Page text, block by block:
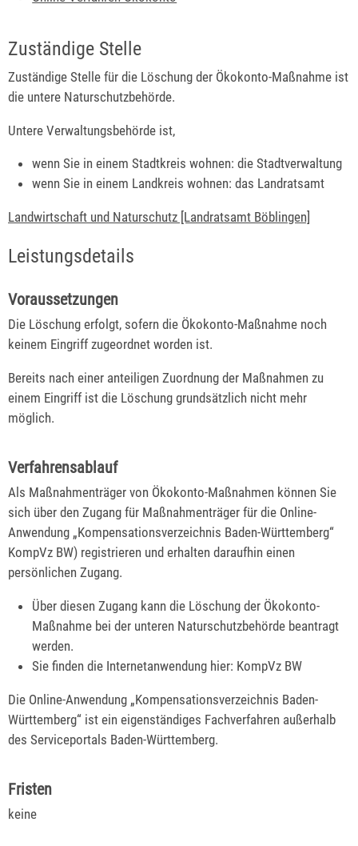
Zuständige Stelle
Zuständige Stelle für die Löschung der Ökokonto-Maßnahme ist
die untere Naturschutzbehörde.
Untere Verwaltungsbehörde ist,
wenn Sie in einem Stadtkreis wohnen: die Stadtverwaltung
wenn Sie in einem Landkreis wohnen: das Landratsamt
Landwirtschaft und Naturschutz [Landratsamt Böblingen]
Leistungsdetails
Voraussetzungen
Die Löschung erfolgt, sofern die Ökokonto-Maßnahme noch
keinem Eingriff zugeordnet worden ist.
Bereits nach einer anteiligen Zuordnung der Maßnahmen zu
einem Eingriff ist die Löschung grundsätzlich nicht mehr
möglich.
Verfahrensablauf
Als Maßnahmenträger von Ökokonto-Maßnahmen können Sie
sich über den Zugang für Maßnahmenträger für die Online-
Anwendung „Kompensationsverzeichnis Baden-Württemberg“
KompVz BW) registrieren und erhalten daraufhin einen
persönlichen Zugang.
Über diesen Zugang kann die Löschung der Ökokonto-
Maßnahme bei der unteren Naturschutzbehörde beantragt
werden.
Sie finden die Internetanwendung hier: KompVz BW
Die Online-Anwendung „Kompensationsverzeichnis Baden-
Württemberg“ ist ein eigenständiges Fachverfahren außerhalb
des Serviceportals Baden-Württemberg.
Fristen
keine